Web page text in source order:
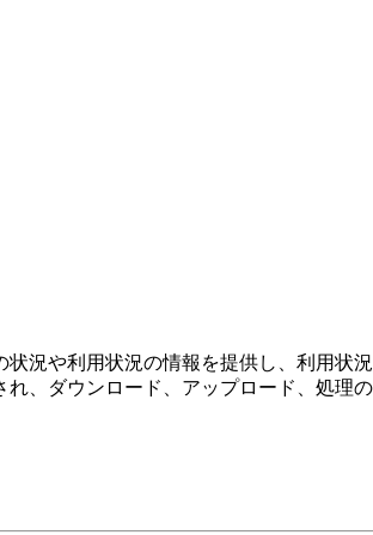
況や利用状況の情報を提供し、利用状
、ダウンロード、アップロード、処理